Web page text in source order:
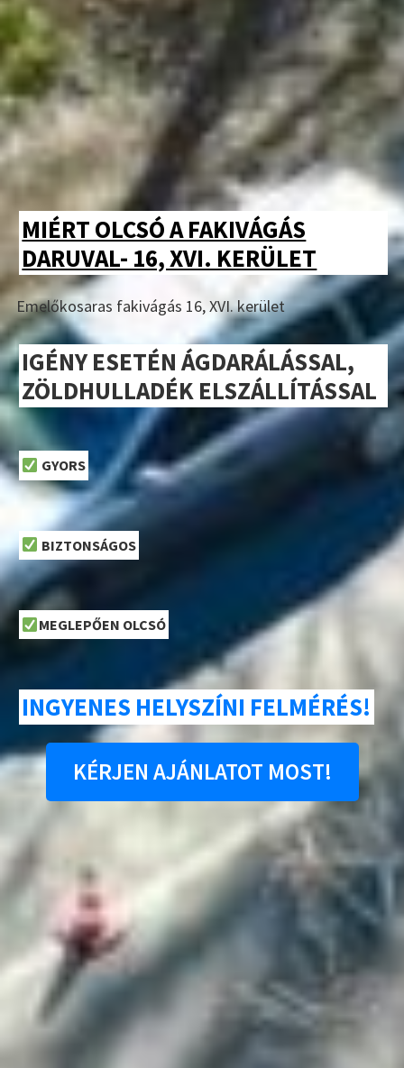
MIÉRT OLCSÓ A FAKIVÁGÁS
DARUVAL- 16, XVI. KERÜLET
Emelőkosaras fakivágás 16, XVI. kerület
IGÉNY ESETÉN ÁGDARÁLÁSSAL,
ZÖLDHULLADÉK ELSZÁLLÍTÁSSAL
GYORS
BIZTONSÁGOS
MEGLEPŐEN OLCSÓ
INGYENES HELYSZÍNI FELMÉRÉS!
KÉRJEN AJÁNLATOT MOST!